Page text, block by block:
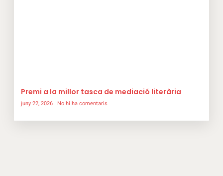
Premi a la millor tasca de mediació literària
juny 22, 2026 No hi ha comentaris